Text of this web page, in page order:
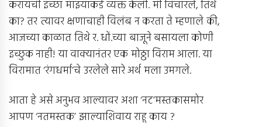
करायची इच्छा माझ्याकडे व्यक्त केली. मी विचारले, तिथे
का? तर त्यावर क्षणाचाही विलंब न करता ते म्हणाले की,
आजच्या काळात तिथे र. धों.च्या बाजूने बसायला कोणी
इच्छुक नाही! या वाक्यानंतर एक मोठ्ठा विराम आला. या
विरामात ‘रंगधर्मा’चे उरलेले सारे अर्थ मला उमगले.
आता हे असे अनुभव आल्यावर अशा ‘नट’मस्तकासमोर
आपण ‘नतमस्तक’ झाल्याशिवाय राहू काय ?